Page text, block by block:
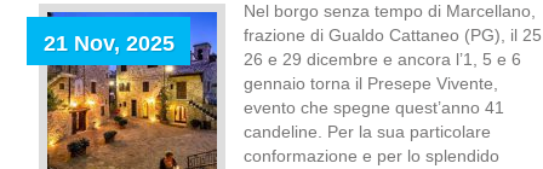
21 Nov, 2025
Nel borgo senza tempo di Marcellano,
frazione di Gualdo Cattaneo (PG), il
26 e 29 dicembre e ancora l’1, 5 e 6
gennaio torna il Presepe Vivente,
evento che spegne quest’anno 41
candeline. Per la sua particolare
conformazione e per lo splendido